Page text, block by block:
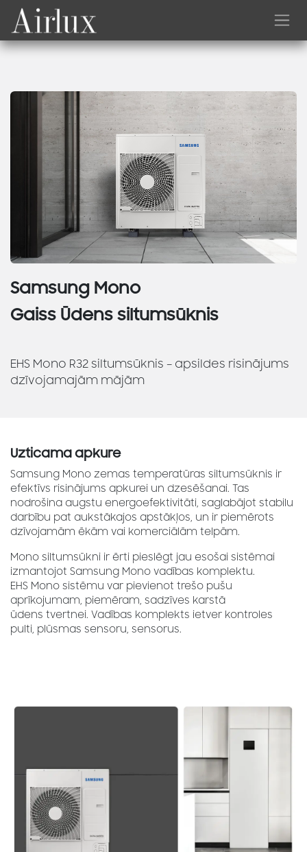
Skip to Content
Samsung Mono
Gaiss Ūdens siltumsūknis
EHS Mono R32 siltumsūknis – apsildes risinājums
dzīvojamajām mājām
Uzticama apkure
Samsung Mono zemas temperatūras siltumsūknis ir
efektīvs risinājums apkurei un dzesēšanai. Tas
nodrošina augstu energoefektivitāti, saglabājot stabilu
darbību pat aukstākajos apstākļos, un ir piemērots
dzīvojamām ēkām vai komerciālām telpām.
Mono siltumsūkni ir ērti pieslēgt jau esošai sistēmai
izmantojot Samsung Mono vadības komplektu.
EHS Mono sistēmu var pievienot trešo pušu
aprīkojumam, piemēram, sadzīves karstā
ūdens tvertnei. Vadības komplekts ietver kontroles
pulti, plūsmas sensoru, sensorus.